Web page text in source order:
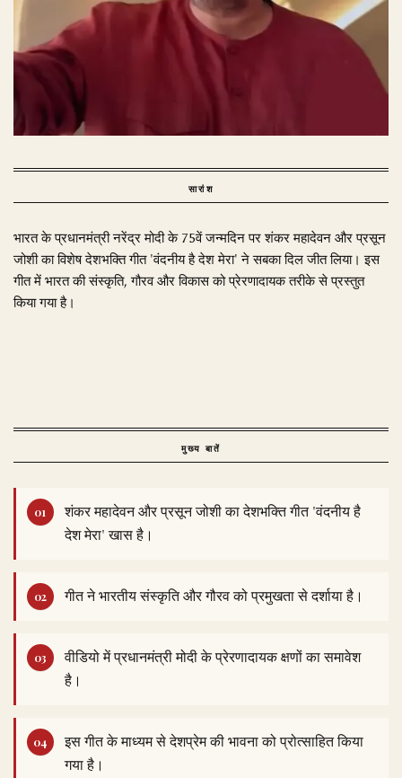
सारांश
भारत के प्रधानमंत्री नरेंद्र मोदी के 75वें जन्मदिन पर शंकर महादेवन और प्रसून
जोशी का विशेष देशभक्ति गीत 'वंदनीय है देश मेरा' ने सबका दिल जीत लिया। इस
गीत में भारत की संस्कृति, गौरव और विकास को प्रेरणादायक तरीके से प्रस्तुत
किया गया है।
मुख्य बातें
शंकर महादेवन और प्रसून जोशी का देशभक्ति गीत 'वंदनीय है
देश मेरा' खास है।
गीत ने भारतीय संस्कृति और गौरव को प्रमुखता से दर्शाया है।
वीडियो में प्रधानमंत्री मोदी के प्रेरणादायक क्षणों का समावेश
है।
इस गीत के माध्यम से देशप्रेम की भावना को प्रोत्साहित किया
गया है।